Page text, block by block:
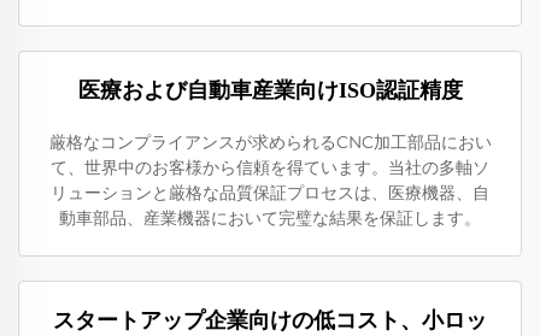
医療および自動車産業向けISO認証精度
厳格なコンプライアンスが求められるCNC加工部品におい
て、世界中のお客様から信頼を得ています。当社の多軸ソ
リューションと厳格な品質保証プロセスは、医療機器、自
動車部品、産業機器において完璧な結果を保証します。
スタートアップ企業向けの低コスト、小ロッ